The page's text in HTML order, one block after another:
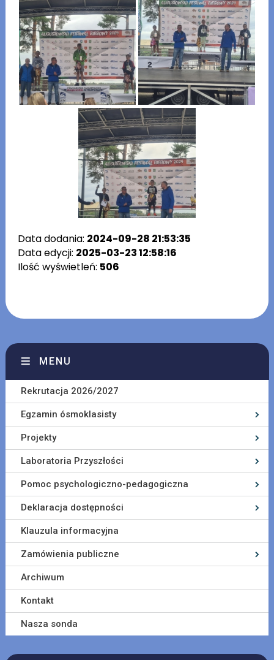
Data dodania: 2024-09-28 21:53:35
Data edycji: 2025-03-23 12:58:16
Ilość wyświetleń: 506
MENU
Rekrutacja 2026/2027
Egzamin ósmoklasisty
Projekty
Laboratoria Przyszłości
Pomoc psychologiczno-pedagogiczna
Deklaracja dostępności
Klauzula informacyjna
Zamówienia publiczne
Archiwum
Kontakt
Nasza sonda